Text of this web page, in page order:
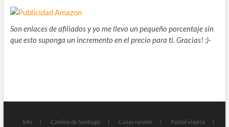
Son enlaces de afiliados y yo me llevo un pequeño porcentaje sin
que esto suponga un incremento en el precio para ti. Gracias! :)-
Info Camino de Santiago Casas rurales Postal viajera